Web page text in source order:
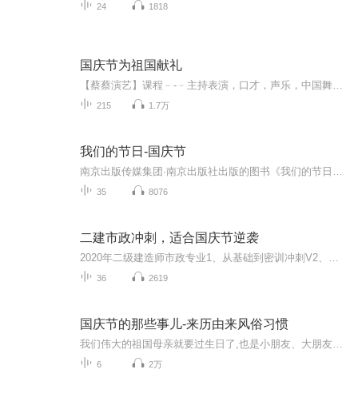
24 1818
国庆节为祖国献礼
215 1.7万
我们的节日-国庆节
35 8076
二建市政冲刺，适合国庆节逆袭
36 2619
国庆节的那些事儿-来历由来风俗习惯
6 2万